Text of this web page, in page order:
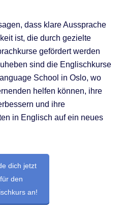
dass klare Aussprache
ist, die durch gezielte
gefördert werden
sind die Englischkurse
School in Oslo, wo
helfen können, ihre
und ihre
in Englisch auf ein neues
dich jetzt
für den
an!